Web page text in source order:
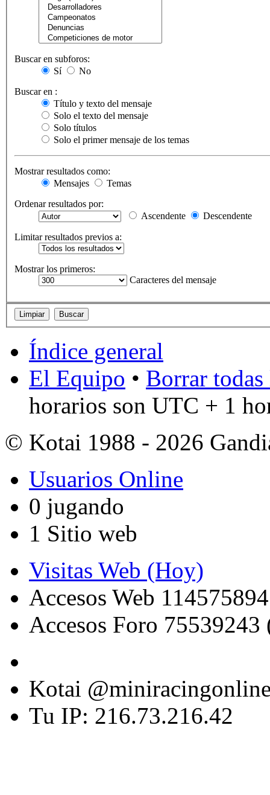
Buscar en subforos:
Sí
No
Buscar en :
Título y texto del mensaje
Solo el texto del mensaje
Solo títulos
Solo el primer mensaje de los temas
Mostrar resultados como:
Mensajes
Temas
Ordenar resultados por:
Ascendente
Descendente
Limitar resultados previos a:
Mostrar los primeros:
Caracteres del mensaje
Índice general
El Equipo • Borrar
horarios son UTC + 1
© Kotai 1988 - 2026
Usuarios Online
0 jugando
1 Sitio web
Visitas Web (Hoy)
Accesos Web
Accesos Foro 75539243
Kotai
Tu IP: 216.73.216.42